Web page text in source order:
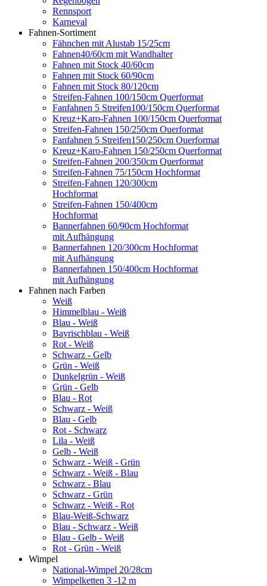
Rennsport
Karneval
Fahnen-Sortiment
Fähnchen mit Alustab 15/25cm
Fahnen40/60cm mit Wandhalter
Fahnen mit Stock 40/60cm
Fahnen mit Stock 60/90cm
Fahnen mit Stock 80/120cm
Streifen-Fahnen 100/150cm Querformat
Fanfahnen 5 Streifen100/150cm Querformat
Kreuz+Karo-Fahnen 100/150cm Querformat
Streifen-Fahnen 150/250cm Ouerformat
Fanfahnen 5 Streifen150/250cm Ouerformat
Kreuz+Karo-Fahnen 150/250cm Querformat
Streifen-Fahnen 200/350cm Querformat
Streifen-Fahnen 75/150cm Hochformat
Streifen-Fahnen 120/300cm
Hochformat
Streifen-Fahnen 150/400cm
Hochformat
Bannerfahnen 60/90cm Hochformat
mit Aufhängung
Bannerfahnen 120/300cm Hochformat
mit Aufhängung
Bannerfahnen 150/400cm Hochformat
mit Aufhängung
Fahnen nach Farben
Weiß
Himmelblau - Weiß
Blau - Weiß
Bayrischblau - Weiß
Rot - Weiß
Schwarz - Gelb
Grün - Weiß
Dunkelgrün - Weiß
Grün - Gelb
Blau - Rot
Schwarz - Weiß
Blau - Gelb
Rot - Schwarz
Lila - Weiß
Gelb - Weiß
Schwarz - Weiß - Grün
Schwarz - Weiß - Blau
Schwarz - Blau
Schwarz - Grün
Schwarz - Weiß - Rot
Blau-Weiß-Schwarz
Blau - Schwarz - Weiß
Blau - Gelb - Weiß
Rot - Grün - Weiß
Wimpel
National-Wimpel 20/28cm
Wimpelketten 3 -12 m